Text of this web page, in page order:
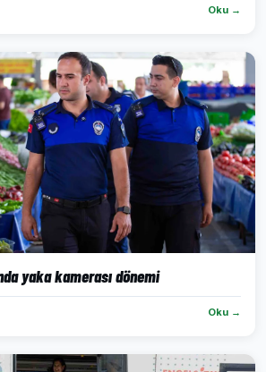
Oku →
yaka kamerası dönemi
Oku →